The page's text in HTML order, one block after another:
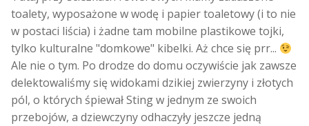
toalety, wyposażone w wodę i papier toaletowy (i to nie
w postaci liścia) i żadne tam mobilne plastikowe tojki,
tylko kulturalne "domkowe" kibelki. Aż chce się prr...
Ale nie o tym. Po drodze do domu oczywiście jak zawsze
delektowaliśmy się widokami dzikiej zwierzyny i złotych
pól, o których śpiewał Sting w jednym ze swoich
przebojów, a dziewczyny odhaczyły jeszcze jedną